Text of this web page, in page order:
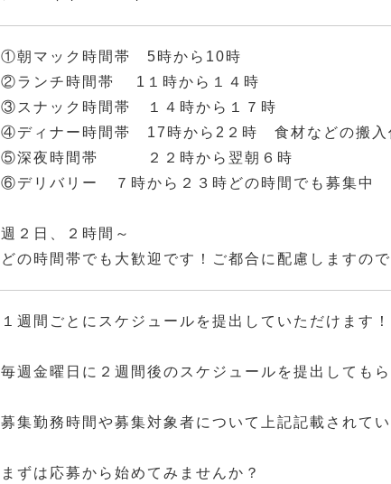
①朝マック時間帯 5時から10時
②ランチ時間帯 1１時から１４時
③スナック時間帯 １４時から１７時
④ディナー時間帯 17時から2２時 食材などの搬
⑤深夜時間帯 ２２時から翌朝６時
⑥デリバリー ７時から２３時どの時間でも募集中
週２日、２時間～
どの時間帯でも大歓迎です！ご都合に配慮しますの
１週間ごとにスケジュールを提出していただけます！
毎週金曜日に２週間後のスケジュールを提出してもら
募集勤務時間や募集対象者について上記記載されて
まずは応募から始めてみませんか？